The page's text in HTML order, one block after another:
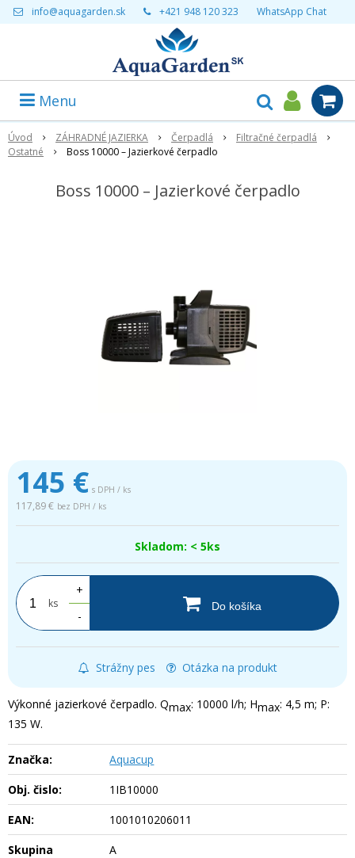
info@aquagarden.sk +421 948 120 323 WhatsApp Chat
Menu
Úvod ZÁHRADNÉ JAZIERKA Čerpadlá
Filtračné čerpadlá
Ostatné
Boss 10000 – Jazierkové čerpadlo
Boss 10000 – Jazierkové čerpadlo
145 € s DPH / ks
117,89 € bez DPH / ks
Skladom: < 5ks
ks
+
-
Do košíka
Strážny pes Otázka na produkt
Výkonné jazierkové čerpadlo. Qmax: 10000 l/h; Hmax: 4,5 m; P:
135 W.
Značka:
Aquacup
Obj. čislo:
1IB10000
EAN:
1001010206011
Skupina
A